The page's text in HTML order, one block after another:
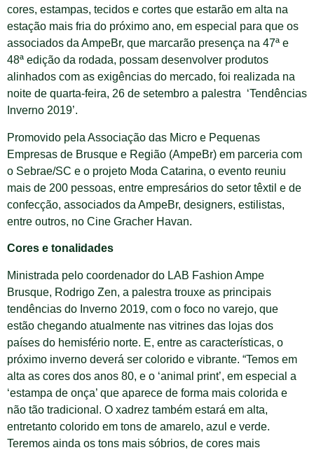
cores, estampas, tecidos e cortes que estarão em alta na
estação mais fria do próximo ano, em especial para que os
associados da AmpeBr, que marcarão presença na 47ª e
48ª edição da rodada, possam desenvolver produtos
alinhados com as exigências do mercado, foi realizada na
noite de quarta-feira, 26 de setembro a palestra ‘Tendências
Inverno 2019’.
Promovido pela Associação das Micro e Pequenas
Empresas de Brusque e Região (AmpeBr) em parceria com
o Sebrae/SC e o projeto Moda Catarina, o evento reuniu
mais de 200 pessoas, entre empresários do setor têxtil e de
confecção, associados da AmpeBr, designers, estilistas,
entre outros, no Cine Gracher Havan.
Cores e tonalidades
Ministrada pelo coordenador do LAB Fashion Ampe
Brusque, Rodrigo Zen, a palestra trouxe as principais
tendências do Inverno 2019, com o foco no varejo, que
estão chegando atualmente nas vitrines das lojas dos
países do hemisfério norte. E, entre as características, o
próximo inverno deverá ser colorido e vibrante. “Temos em
alta as cores dos anos 80, e o ‘animal print’, em especial a
‘estampa de onça’ que aparece de forma mais colorida e
não tão tradicional. O xadrez também estará em alta,
entretanto colorido em tons de amarelo, azul e verde.
Teremos ainda os tons mais sóbrios, de cores mais